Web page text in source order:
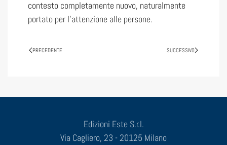
contesto completamente nuovo, naturalmente
portato per l’attenzione alle persone.
PRECEDENTE SUCCESSIVO
Edizioni Este S.r.l.
Via Cagliero, 23 - 20125 Milano